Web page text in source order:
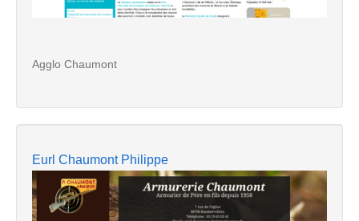
Agglo Chaumont
Eurl Chaumont Philippe